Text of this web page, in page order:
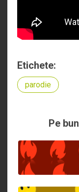
Etichete:
parodie
Pe